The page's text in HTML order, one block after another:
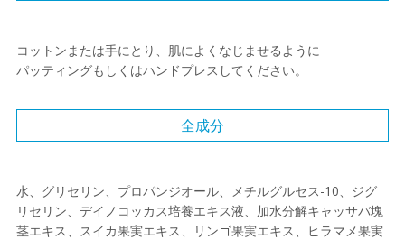
コットンまたは手にとり、肌によくなじませるように
パッティングもしくはハンドプレスしてください。
全成分
水、グリセリン、プロパンジオール、メチルグルセス-10、ジグ
リセリン、デイノコッカス培養エキス液、加水分解キャッサバ塊
茎エキス、スイカ果実エキス、リンゴ果実エキス、ヒラマメ果実